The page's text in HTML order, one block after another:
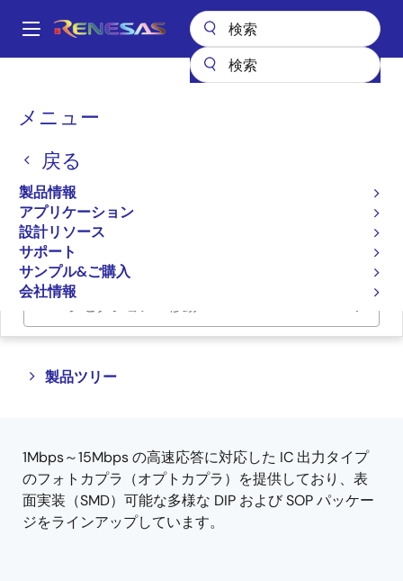
ン
Main
メニュー
戻る
製品情報
アプリケーション
設計リソース
サポート
サンプル&ご購入
会社情報
パ
く
ず
フォトカプラ（オプトカプラ）
IC 出力のフォトカプラ／
オプトカプラ
製品ツリー
Close
Open
1Mbps～15Mbps の高速応答に対応した IC 出力タイプ
のフォトカプラ（オプトカプラ）を提供しており、表
面実装（SMD）可能な多様な DIP および SOP パッケー
ジをラインアップしています。